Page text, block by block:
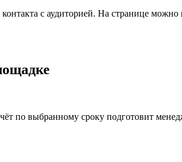
с аудиторией. На странице
по выбранному сроку подготовит